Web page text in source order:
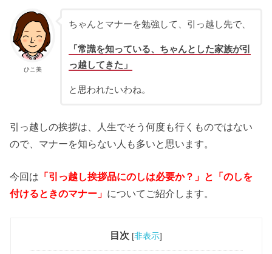
ひこ美
ちゃんとマナーを勉強して、引っ越し先で、
「常識を知っている、ちゃんとした家族が引
っ越してきた」
と思われたいわね。
引っ越しの挨拶は、人生でそう何度も行くものではない
ので、マナーを知らない人も多いと思います。
今回は 「引っ越し挨拶品にのしは必要か？」と「のしを
付けるときのマナー」 についてご紹介します。
目次 [非表示]